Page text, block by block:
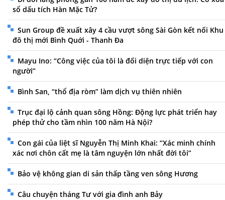
sổ dấu tích Hàn Mặc Tử?
Sun Group đề xuất xây 4 cầu vượt sông Sài Gòn kết nối Khu
đô thị mới Bình Quới - Thanh Đa
Mayu Ino: “Công việc của tôi là đối diện trực tiếp với con
người”
Bình San, “thổ địa ròm” làm dịch vụ thiên nhiên
Trục đại lộ cảnh quan sông Hồng: Động lực phát triển hay
phép thử cho tầm nhìn 100 năm Hà Nội?
Con gái của liệt sĩ Nguyễn Thị Minh Khai: “Xác minh chính
xác nơi chôn cất mẹ là tâm nguyện lớn nhất đời tôi”
Bảo vệ không gian di sản thấp tầng ven sông Hương
Câu chuyện tháng Tư với gia đình anh Bảy